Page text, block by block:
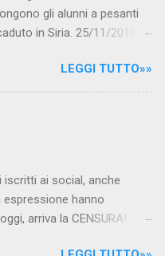
gli alunni a pesanti
in Siria. 25/11/2010
è interessato al caso,
l'ambasciata siriana,
è emerso che il
. staff
su Facebook
LEGGI TUTTO»»
ai social, anche
espressione hanno
arriva la CENSURA!